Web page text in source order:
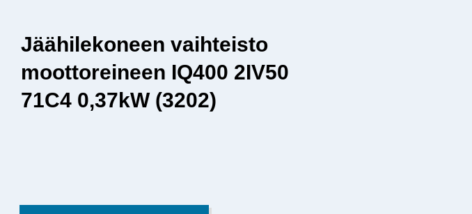
Jäähilekoneen vaihteisto
moottoreineen IQ400 2IV50
71C4 0,37kW (3202)